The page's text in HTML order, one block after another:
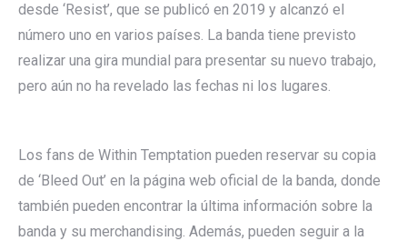
desde ‘Resist’, que se publicó en 2019 y alcanzó el
número uno en varios países. La banda tiene previsto
realizar una gira mundial para presentar su nuevo trabajo,
pero aún no ha revelado las fechas ni los lugares.
Los fans de Within Temptation pueden reservar su copia
de ‘Bleed Out’ en la página web oficial de la banda, donde
también pueden encontrar la última información sobre la
banda y su merchandising. Además, pueden seguir a la